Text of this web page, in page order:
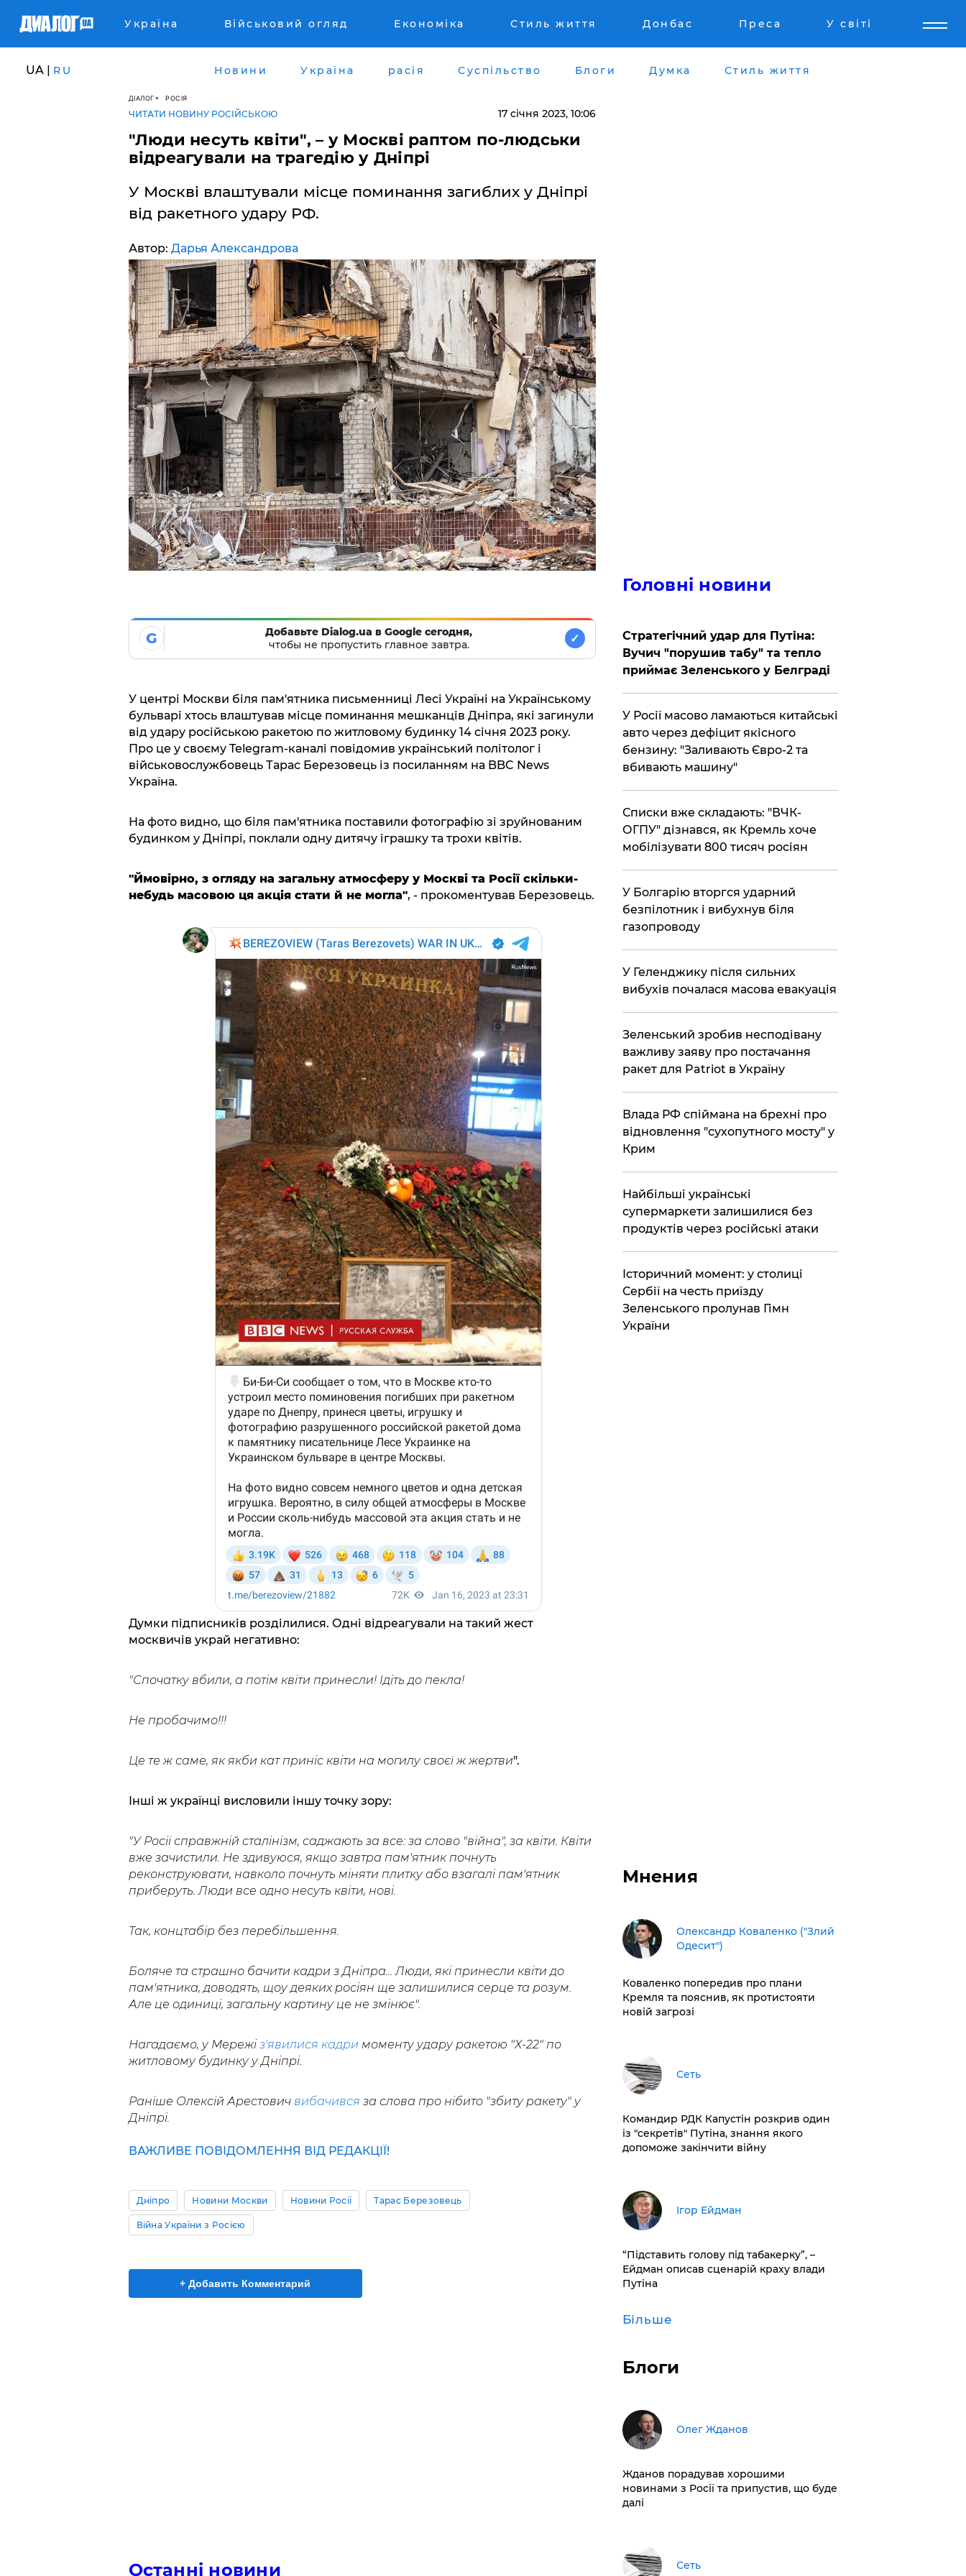
Україна Військовий огляд Економіка Стиль життя Донбас Преса У світі
UA | RU Новини Україна расія Суспільство Блоги Думка Стиль життя
ДІАЛОГ РОСІЯ
ЧИТАТИ НОВИНУ РОСІЙСЬКОЮ 17 січня 2023, 10:06
"Люди несуть квіти", – у Москві раптом по-людськи
відреагували на трагедію у Дніпрі
У Москві влаштували місце поминання загиблих у Дніпрі
від ракетного удару РФ.
Автор: Дарья Александрова
G
Добавьте Dialog.ua в Google сегодня,
чтобы не пропустить главное завтра.
✓
У центрі Москви біля пам'ятника письменниці Лесі Україні на Українському
бульварі хтось влаштував місце поминання мешканців Дніпра, які загинули
від удару російською ракетою по житловому будинку 14 січня 2023 року.
Про це у своєму Telegram-каналі повідомив український політолог і
військовослужбовець Тарас Березовець із посиланням на BBC News
Україна.
На фото видно, що біля пам'ятника поставили фотографію зі зруйнованим
будинком у Дніпрі, поклали одну дитячу іграшку та трохи квітів.
"Ймовірно, з огляду на загальну атмосферу у Москві та Росії скільки-
небудь масовою ця акція стати й не могла", - прокоментував Березовець.
Думки підписників розділилися. Одні відреагували на такий жест
москвичів украй негативно:
"Спочатку вбили, а потім квіти принесли! Ідіть до пекла!
Не пробачимо!!!
Це те ж саме, як якби кат приніс квіти на могилу своєї ж жертви".
Інші ж українці висловили іншу точку зору:
"У Росії справжній сталінізм, саджають за все: за слово "війна", за квіти. Квіти
вже зачистили. Не здивуюся, якщо завтра пам'ятник почнуть
реконструювати, навколо почнуть міняти плитку або взагалі пам'ятник
приберуть. Люди все одно несуть квіти, нові.
Так, концтабір без перебільшення.
Боляче та страшно бачити кадри з Дніпра... Люди, які принесли квіти до
пам'ятника, доводять, щоу деяких росіян ще залишилися серце та розум.
Але це одиниці, загальну картину це не змінює".
Нагадаємо, у Мережіз'явилися кадри моменту удару ракетою "Х-22" по
житловому будинку у Дніпрі.
Раніше Олексій Арестовичвибачився за слова про нібито "збиту ракету" у
Дніпрі.
ВАЖЛИВЕ ПОВІДОМЛЕННЯ ВІД РЕДАКЦІЇ!
Дніпро Новини Москви Новини Росії Тарас Березовець
Війна України з Росією
+ Добавить Комментарий
Останні новини
Головні новини
Стратегічний удар для Путіна:
Вучич "порушив табу" та тепло
приймає Зеленського у Белграді
У Росії масово ламаються китайські
авто через дефіцит якісного
бензину: "Заливають Євро-2 та
вбивають машину"
Списки вже складають: "ВЧК-
ОГПУ" дізнався, як Кремль хоче
мобілізувати 800 тисяч росіян
У Болгарію вторгся ударний
безпілотник і вибухнув біля
газопроводу
У Геленджику після сильних
вибухів почалася масова евакуація
Зеленський зробив несподівану
важливу заяву про постачання
ракет для Patriot в Україну
Влада РФ спіймана на брехні про
відновлення "сухопутного мосту" у
Крим
Найбільші українські
супермаркети залишилися без
продуктів через російські атаки
Історичний момент: у столиці
Сербії на честь приїзду
Зеленського пролунав Гімн
України
Мнения
Олександр Коваленко ("Злий
Одесит")
Коваленко попередив про плани
Кремля та пояснив, як протистояти
новій загрозі
Сеть
Командир РДК Капустін розкрив один
із "секретів" Путіна, знання якого
допоможе закінчити війну
Ігор Ейдман
​“Підставить голову під табакерку”, –
Ейдман описав сценарій краху влади
Путіна
Більше
Блоги
Олег Жданов
Жданов порадував хорошими
новинами з Росії та припустив, що буде
далі
Сеть